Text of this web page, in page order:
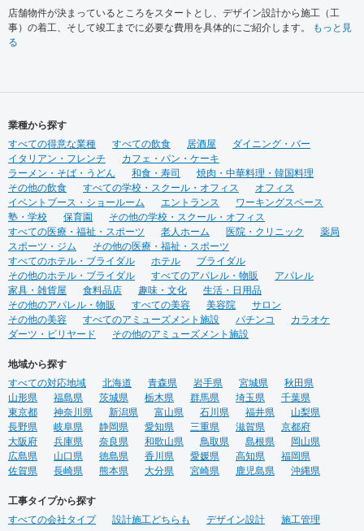
店舗物件が決まっているところをスタートとし、デザイン設計から施工（工
事）の着工、そして竣工までに必要な費用を具体的にご紹介します。
もっと見
る
業種から探す
すべての得意な業種
すべての飲食 居酒屋
ダイニング・バー
イタリアン・フレンチ
カフェ・パン・ケーキ
ラーメン・そば・うどん
和食・寿司
焼肉・中華料理・韓国料理
その他の飲食
すべての学校・スクール・オフィス
オフィス
イベントブース・ショールーム
エントランス
ワーキングスペース
塾・学校
保育園
その他の学校・スクール・オフィス
すべての医療・福祉・スポーツ
老人ホーム 医院・クリニック
薬局
スポーツ・ジム
その他の医療・福祉・スポーツ
すべてのホテル・ブライダル
ホテル
ブライダル
その他のホテル・ブライダル
すべてのアパレル・物販
アパレル
家具・雑貨屋
食料品店 趣味・文化
生活・日用品
その他のアパレル・物販
すべての美容 美容院
サロン
その他の美容
すべてのアミューズメント施設 パチンコ
カラオケ
ダーツ・ビリヤード
その他のアミューズメント施設
地域から探す
すべての対応地域
北海道 青森県 岩手県 宮城県
秋田県
山形県
福島県 茨城県 栃木県 群馬県 埼玉県
千葉県
東京都
神奈川県 新潟県 富山県 石川県 福井県
山梨県
長野県
岐阜県 静岡県 愛知県 三重県 滋賀県
京都府
大阪府
兵庫県 奈良県 和歌山県 鳥取県 島根県
岡山県
広島県
山口県 徳島県 香川県 愛媛県 高知県
福岡県
佐賀県
長崎県 熊本県 大分県 宮崎県 鹿児島県 沖縄県
工事タイプから探す
すべての会社タイプ
設計施工どちらも デザイン設計 施工管理